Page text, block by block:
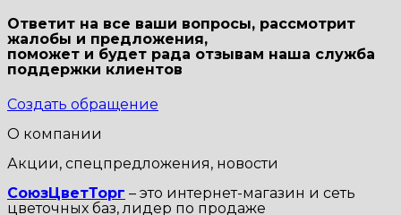
Ответит на все ваши вопросы, рассмотрит
жалобы и предложения,
поможет и будет рада отзывам наша служба
поддержки клиентов
Создать обращение
О компании
Акции, спецпредложения, новости
СоюзЦветТорг – это интернет-магазин и сеть
цветочных баз, лидер по продаже